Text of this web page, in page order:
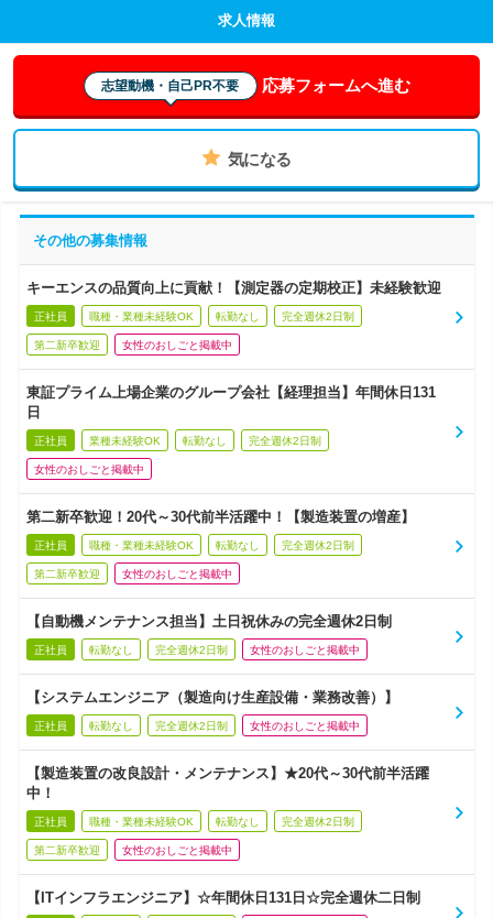
求人情報
志望動機・自己PR不要 応募フォームへ進む
気になる
その他の募集情報
キーエンスの品質向上に貢献！【測定器の定期校正】未経験歓迎
正社員 職種・業種未経験OK 転勤なし 完全週休2日制
第二新卒歓迎 女性のおしごと掲載中
東証プライム上場企業のグループ会社【経理担当】年間休日131
日
正社員 業種未経験OK 転勤なし 完全週休2日制
女性のおしごと掲載中
第二新卒歓迎！20代～30代前半活躍中！【製造装置の増産】
正社員 職種・業種未経験OK 転勤なし 完全週休2日制
第二新卒歓迎 女性のおしごと掲載中
【自動機メンテナンス担当】土日祝休みの完全週休2日制
正社員 転勤なし 完全週休2日制 女性のおしごと掲載中
【システムエンジニア（製造向け生産設備・業務改善）】
正社員 転勤なし 完全週休2日制 女性のおしごと掲載中
【製造装置の改良設計・メンテナンス】★20代～30代前半活躍
中！
正社員 職種・業種未経験OK 転勤なし 完全週休2日制
第二新卒歓迎 女性のおしごと掲載中
【ITインフラエンジニア】☆年間休日131日☆完全週休二日制